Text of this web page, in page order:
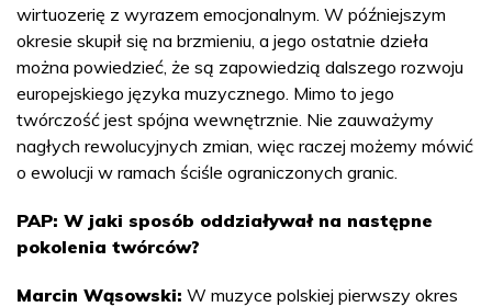
wirtuozerię z wyrazem emocjonalnym. W późniejszym
okresie skupił się na brzmieniu, a jego ostatnie dzieła
można powiedzieć, że są zapowiedzią dalszego rozwoju
europejskiego języka muzycznego. Mimo to jego
twórczość jest spójna wewnętrznie. Nie zauważymy
nagłych rewolucyjnych zmian, więc raczej możemy mówić
o ewolucji w ramach ściśle ograniczonych granic.
PAP: W jaki sposób oddziaływał na następne
pokolenia twórców?
Marcin Wąsowski: W muzyce polskiej pierwszy okres